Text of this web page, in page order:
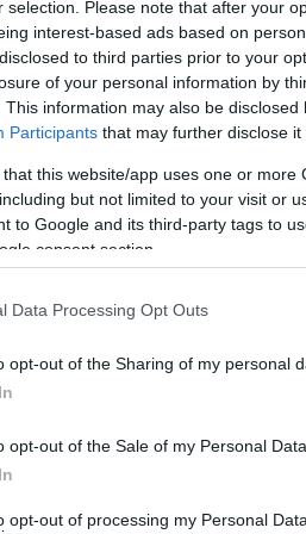
selection. Please note that after your
interest-based ads based on
to third parties prior to your
of your personal information by
This information may also be
Participants that may further disclose it
that this website/app uses one or
but not limited to your visit or
to Google and its third-party tags to
consent section.
Data Processing Opt Outs
opt-out of the Sharing of my personal
opt-out of the Sale of my Personal Data.
opt-out of processing my Personal
μια ματιά στις επιδόσεις του
πολύ τις περσινές του
νούμερο839.736. Πολύ
ακόμα πιο πεσμένο σε
του 2019 αλλά και στις 428 του
19.867 φορτηγά, 18.732
σχέση με το 2019 με εξαίρεση
καλά τα πήγε η
δημιουργεί μεγάλο